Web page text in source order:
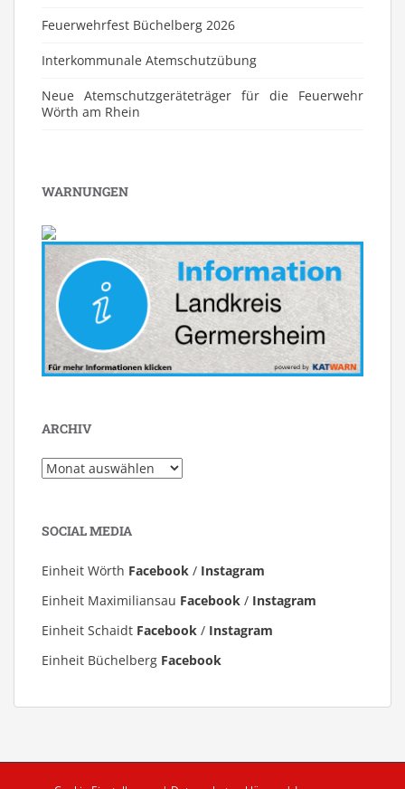
Feuerwehrfest Büchelberg 2026
⁠Interkommunale Atemschutzübung
Neue Atemschutzgeräteträger für die Feuerwehr
Wörth am Rhein
WARNUNGEN
ARCHIV
Archiv
SOCIAL MEDIA
Einheit Wörth Facebook / Instagram
Einheit Maximiliansau Facebook / Instagram
Einheit Schaidt Facebook / Instagram
Einheit Büchelberg Facebook